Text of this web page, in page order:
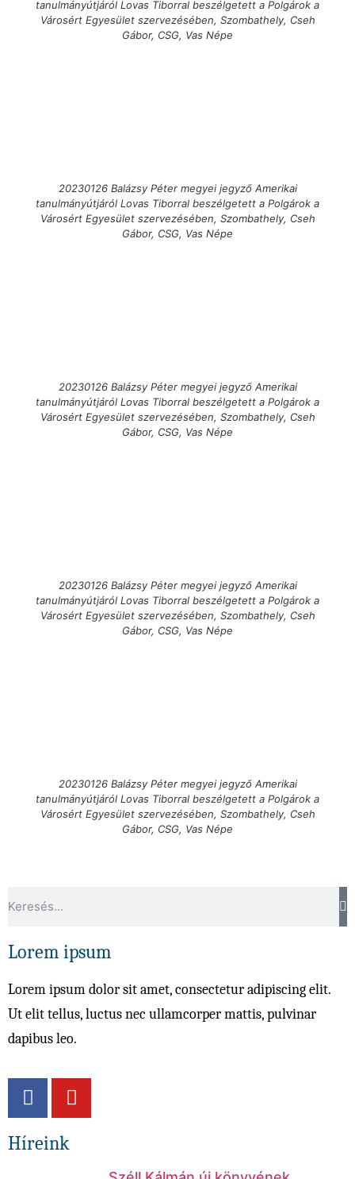
tanulmányútjáról Lovas Tiborral beszélgetett a Polgárok a
Városért Egyesület szervezésében, Szombathely, Cseh
Gábor, CSG, Vas Népe
20230126 Balázsy Péter megyei jegyző Amerikai
tanulmányútjáról Lovas Tiborral beszélgetett a Polgárok a
Városért Egyesület szervezésében, Szombathely, Cseh
Gábor, CSG, Vas Népe
20230126 Balázsy Péter megyei jegyző Amerikai
tanulmányútjáról Lovas Tiborral beszélgetett a Polgárok a
Városért Egyesület szervezésében, Szombathely, Cseh
Gábor, CSG, Vas Népe
20230126 Balázsy Péter megyei jegyző Amerikai
tanulmányútjáról Lovas Tiborral beszélgetett a Polgárok a
Városért Egyesület szervezésében, Szombathely, Cseh
Gábor, CSG, Vas Népe
20230126 Balázsy Péter megyei jegyző Amerikai
tanulmányútjáról Lovas Tiborral beszélgetett a Polgárok a
Városért Egyesület szervezésében, Szombathely, Cseh
Gábor, CSG, Vas Népe
Lorem ipsum
Lorem ipsum dolor sit amet, consectetur adipiscing elit.
Ut elit tellus, luctus nec ullamcorper mattis, pulvinar
dapibus leo.
Híreink